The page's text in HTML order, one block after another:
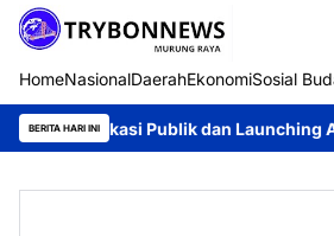
HomeNasionalDaerahEkonomiSosial
BERITA HARI INI
dan Launching Aplikasi